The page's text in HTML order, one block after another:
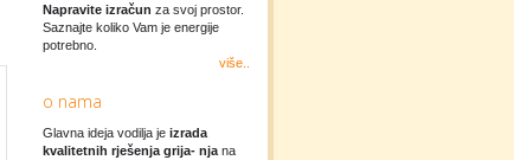
Napravite izračun za svoj prostor.
Saznajte koliko Vam je energije
potrebno.
više..
o nama
Glavna ideja vodilja je izrada
kvalitetnih rješenja grija- nja na